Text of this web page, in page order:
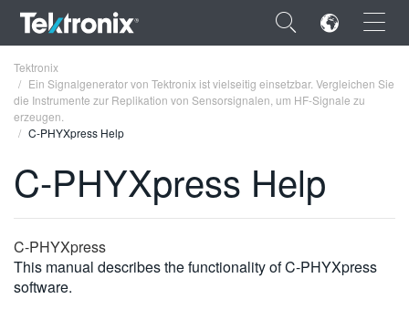
×
ENGLISH
DEUTSCH
VIỆT NAM
Tektronix
Ein Signalgenerator von Tektronix ist vielseitig einsetzbar. Vergleichen Sie
die Instrumente zur Replikation von Sensorsignalen, um HF-Signale zu
erzeugen.
C-PHYXpress Help
C-PHYXpress Help
C-PHYXpress
This manual describes the functionality of C-PHYXpress
software.